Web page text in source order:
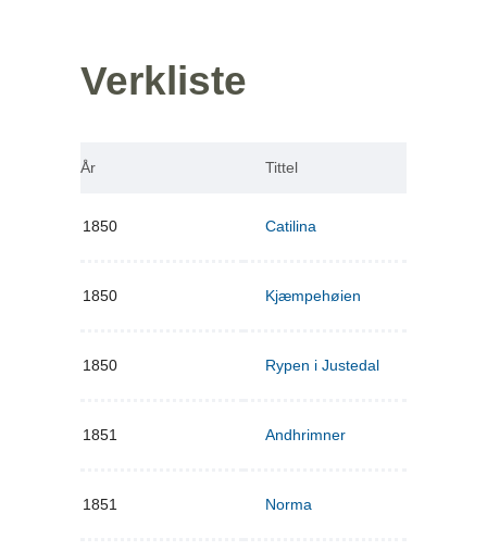
Verkliste
År Tittel
1850 Catilina
1850 Kjæmpehøien
1850 Rypen i Justedal
1851 Andhrimner
1851 Norma